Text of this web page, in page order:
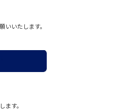
いたします。
す。